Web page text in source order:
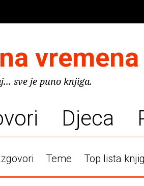
vremena
sve je puno knjiga.
Djeca
Teme Top lista